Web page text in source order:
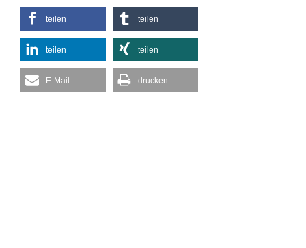
teilen teilen
teilen teilen
E-Mail drucken